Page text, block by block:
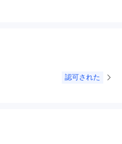
認可された